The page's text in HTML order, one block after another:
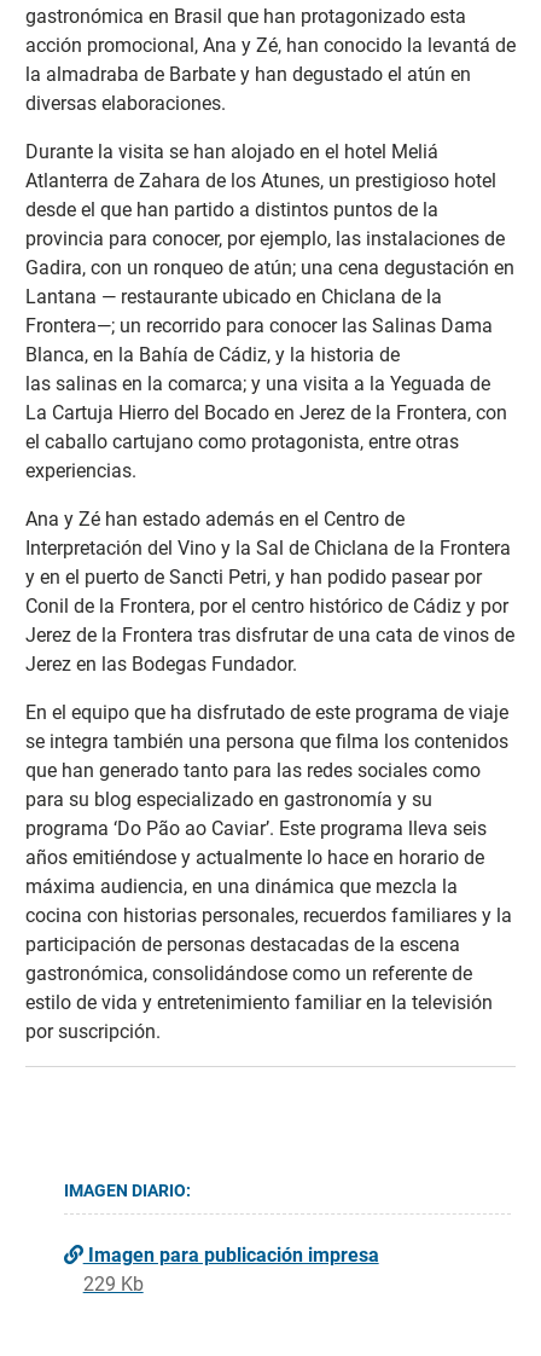
gastronómica en Brasil que han protagonizado esta
acción promocional, Ana y Zé, han conocido la levantá de
la almadraba de Barbate y han degustado el atún en
diversas elaboraciones.
Durante la visita se han alojado en el hotel Meliá
Atlanterra de Zahara de los Atunes, un prestigioso hotel
desde el que han partido a distintos puntos de la
provincia para conocer, por ejemplo, las instalaciones de
Gadira, con un ronqueo de atún; una cena degustación en
Lantana — restaurante ubicado en Chiclana de la
Frontera—; un recorrido para conocer las Salinas Dama
Blanca, en la Bahía de Cádiz, y la historia de
las salinas en la comarca; y una visita a la Yeguada de
La Cartuja Hierro del Bocado en Jerez de la Frontera, con
el caballo cartujano como protagonista, entre otras
experiencias.
Ana y Zé han estado además en el Centro de
Interpretación del Vino y la Sal de Chiclana de la Frontera
y en el puerto de Sancti Petri, y han podido pasear por
Conil de la Frontera, por el centro histórico de Cádiz y por
Jerez de la Frontera tras disfrutar de una cata de vinos de
Jerez en las Bodegas Fundador.
En el equipo que ha disfrutado de este programa de viaje
se integra también una persona que filma los contenidos
que han generado tanto para las redes sociales como
para su blog especializado en gastronomía y su
programa ‘Do Pão ao Caviar’. Este programa lleva seis
años emitiéndose y actualmente lo hace en horario de
máxima audiencia, en una dinámica que mezcla la
cocina con historias personales, recuerdos familiares y la
participación de personas destacadas de la escena
gastronómica, consolidándose como un referente de
estilo de vida y entretenimiento familiar en la televisión
por suscripción.
IMAGEN DIARIO:
Imagen para publicación impresa
229 Kb